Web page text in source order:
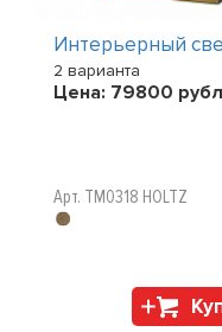
Интерьерный
2 варианта
Цена: 79800
Арт. TM0318 HOLTZ